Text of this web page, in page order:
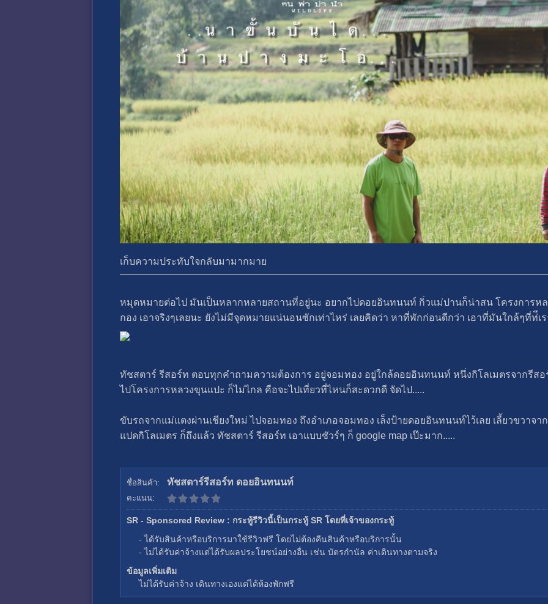
เก็บความประทับใจกลับมามากมาย
หมุดหมายต่อไป มันเป็นหลากหลายสถานที่อยู่นะ อยากไปดอยอินทนนท์ กิ่วแม่ปานก็น่าสน โครงการห
กอง เอาจริงๆเลยนะ ยังไม่มีจุดหมายแน่นอนซักเท่าไหร่ เลยคิดว่า หาที่พักก่อนดีกว่า เอาที่มันใกล้ๆที่ท่ี
ทัชสตาร์ รีสอร์ท ตอบทุกคำถามความต้องการ อยู่จอมทอง อยู่ใกล้ดอยอินทนนท์ หนึ่งกิโลเมตรจากรีส
ไปโครงการหลวงขุนแปะ ก็ไม่ไกล คือจะไปเที่ยวที่ไหนก็สะดวกดี จัดไป.....
ขับรถจากแม่แตงผ่านเชียงใหม่ ไปจอมทอง ถึงอำเภอจอมทอง เล็งป้ายดอยอินทนนท์ไว้เลย เลี้ยวขวาจ
แปดกิโลเมตร ก็ถึงแล้ว ทัชสตาร์ รีสอร์ท เอาแบบชัวร์ๆ ก็ google map เป๊ะมาก.....
ชื่อสินค้า: ทัชสตาร์รีสอร์ท ดอยอินทนนท์
คะแนน:
SR - Sponsored Review : กระทู้รีวิวนี้เป็นกระทู้ SR โดยที่เจ้าของกระทู้
- ได้รับสินค้าหรือบริการมาใช้รีวิวฟรี โดยไม่ต้องคืนสินค้าหรือบริการนั้น
- ไม่ได้รับค่าจ้างแต่ได้รับผลประโยชน์อย่างอื่น เช่น บัตรกำนัล ค่าเดินทางตามจริง
ข้อมูลเพิ่มเติม
ไม่ได้รับค่าจ้าง เดินทางเองแต่ได้ห้องพักฟรี